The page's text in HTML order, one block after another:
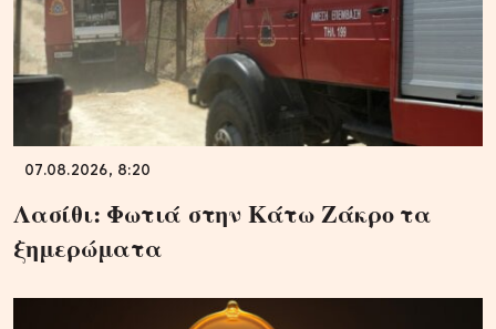
07.08.2026, 8:20
Λασίθι: Φωτιά στην Κάτω Ζάκρο τα
ξημερώματα